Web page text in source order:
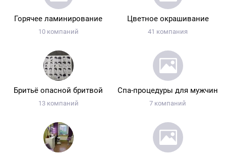
Горячее ламинирование
10 компаний
Цветное окрашивание
41 компания
Бритьё опасной бритвой
13 компаний
Спа-процедуры для мужчин
7 компаний